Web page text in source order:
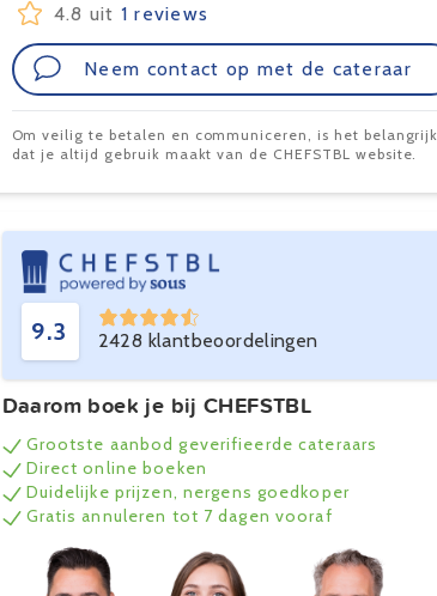
4.8 uit 1 reviews
Neem contact op met de cateraar
Om veilig te betalen en communiceren, is het belangrijk
dat je altijd gebruik maakt van de CHEFSTBL website.
9.3 2428 klantbeoordelingen
Daarom boek je bij CHEFSTBL
Grootste aanbod geverifieerde cateraars
Direct online boeken
Duidelijke prijzen, nergens goedkoper
Gratis annuleren tot 7 dagen vooraf